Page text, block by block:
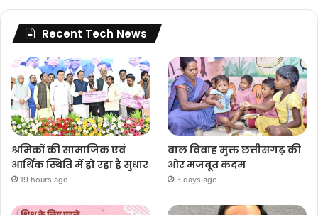
Recent Tech News
श्रमिकों की सामाजिक एवं
आर्थिक स्थिति में हो रहा है सुधार
19 hours ago
बाल विवाह मुक्त छत्तीसगढ़ की
ओर मजबूत कदम
3 days ago